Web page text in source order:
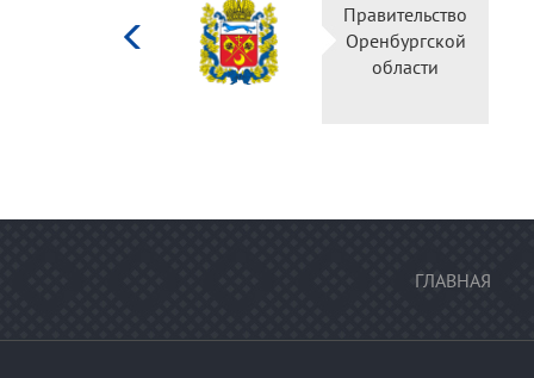
Правительство
Оренбургской
области
ГЛАВНАЯ